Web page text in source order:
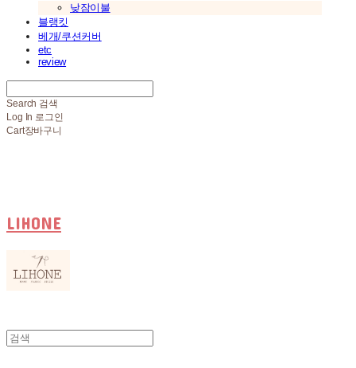
낮잠이불
블랭킷
베개/쿠션커버
etc
review
Search 검색
Log In 로그인
Cart장바구니
LIHONE